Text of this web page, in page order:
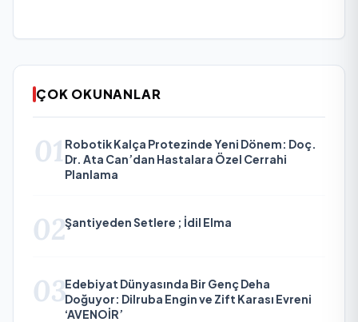
ÇOK OKUNANLAR
01 Robotik Kalça Protezinde Yeni Dönem: Doç.
Dr. Ata Can’dan Hastalara Özel Cerrahi
Planlama
02Şantiyeden Setlere ; İdil Elma
03Edebiyat Dünyasında Bir Genç Deha
Doğuyor: Dilruba Engin ve Zift Karası Evreni
‘AVENOİR’